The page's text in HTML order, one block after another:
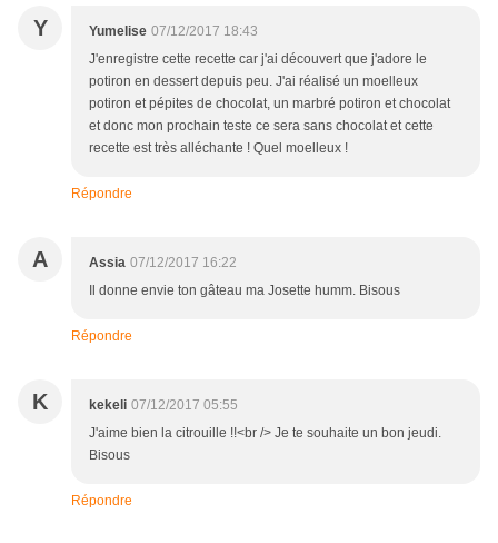
Y Yumelise 07/12/2017 18:43
J'enregistre cette recette car j'ai découvert que j'adore le
potiron en dessert depuis peu. J'ai réalisé un moelleux
potiron et pépites de chocolat, un marbré potiron et chocolat
et donc mon prochain teste ce sera sans chocolat et cette
recette est très alléchante ! Quel moelleux !
Répondre
A Assia 07/12/2017 16:22
Il donne envie ton gâteau ma Josette humm. Bisous
Répondre
K kekeli 07/12/2017 05:55
J'aime bien la citrouille !!<br /> Je te souhaite un bon jeudi.
Bisous
Répondre